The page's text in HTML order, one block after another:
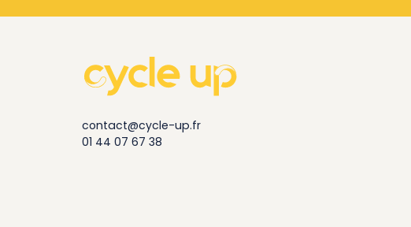
contact@cycle-up.fr
01 44 07 67 38